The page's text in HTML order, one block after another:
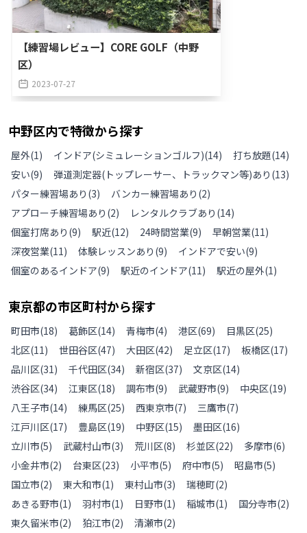
【練習場レビュー】CORE GOLF（中野
区）
2023-07-27
中野区内で特徴から探す
屋外(1) インドア(シミュレーションゴルフ)(14) 打ち放題(14)
安い(9) 弾道測定器(トップレーサー、トラックマン等)あり (13)
パター練習場あり (3) バンカー練習場あり (2)
アプローチ練習場あり (2) レンタルクラブあり (14)
個室打席あり (9) 駅近(12) 24時間営業(9) 早朝営業(11)
深夜営業(11) 体験レッスンあり (9) インドアで安い(9)
個室のあるインドア(9) 駅近のインドア(11) 駅近の屋外(1)
東京都の市区町村から探す
町田市(18) 葛飾区(14) 青梅市(4) 港区(69) 目黒区(25)
北区(11) 世田谷区(47) 大田区(42) 足立区(17) 板橋区(17)
品川区(31) 千代田区(34) 新宿区(37) 文京区(14)
渋谷区(34) 江東区(18) 調布市(9) 武蔵野市(9) 中央区(19)
八王子市(14) 練馬区(25) 西東京市(7) 三鷹市(7)
江戸川区(17) 豊島区(19) 中野区(15) 墨田区(16)
立川市(5) 武蔵村山市(3) 荒川区(8) 杉並区(22) 多摩市(6)
小金井市(2) 台東区(23) 小平市(5) 府中市(5) 昭島市(5)
国立市(2) 東大和市(1) 東村山市(3) 瑞穂町(2)
あきる野市(1) 羽村市(1) 日野市(1) 稲城市(1) 国分寺市(2)
東久留米市(2) 狛江市(2) 清瀬市(2)